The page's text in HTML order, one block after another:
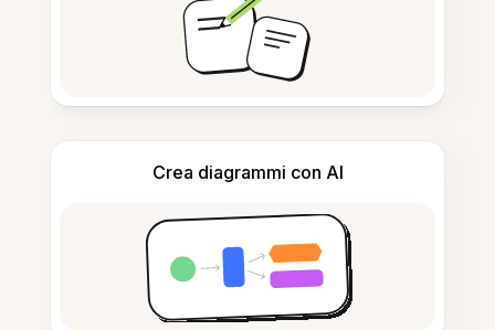
Crea diagrammi con AI